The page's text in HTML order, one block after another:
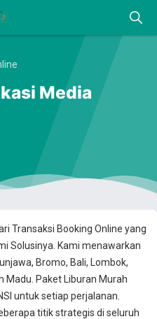
Transaksi Booking Online yang
Solusinya. Kami menawarkan
Bromo, Bali, Lombok,
Paket Liburan Murah
untuk setiap perjalanan.
titik strategis di seluruh
Media